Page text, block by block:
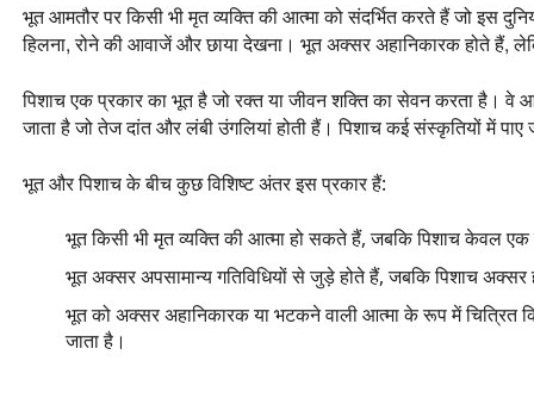
भूत आमतौर पर किसी भी मृत व्यक्ति की आत्मा को संदर्भित करते हैं जो इस
हिलना, रोने की आवाजें और छाया देखना। भूत अक्सर अहानिकारक होते हैं,
पिशाच एक प्रकार का भूत है जो रक्त या जीवन शक्ति का सेवन करता है।
जाता है जो तेज दांत और लंबी उंगलियां होती हैं। पिशाच कई संस्कृतियों में
भूत और पिशाच के बीच कुछ विशिष्ट अंतर इस प्रकार हैं:
भूत किसी भी मृत व्यक्ति की आत्मा हो सकते हैं, जबकि पिशाच केवल
भूत अक्सर अपसामान्य गतिविधियों से जुड़े होते हैं, जबकि पिशाच अक्सर
भूत को अक्सर अहानिकारक या भटकने वाली आत्मा के रूप में चित्रित
जाता है।